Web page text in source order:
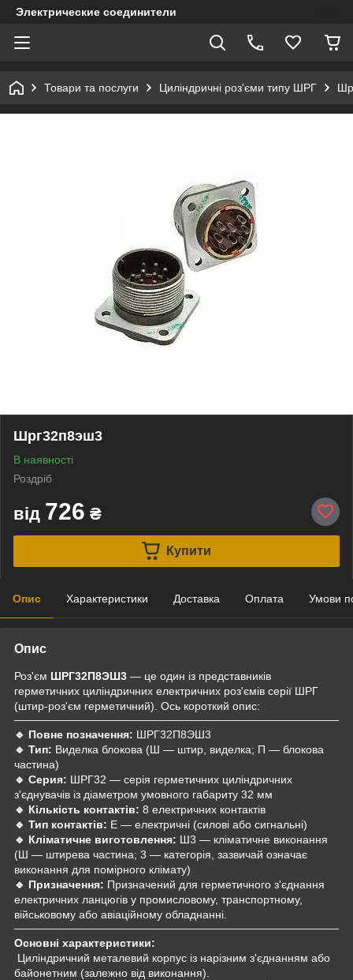
Электрические соединители
Товари та послуги Циліндричні роз'єми типу ШРГ
Шрг32п8эш3
В наявності
Роздріб
від 726 ₴
Купити
Опис Характеристики Доставка Оплата Умови
Опис
Роз'єм ШРГ32П8ЭШ3 — це один із представників
герметичних циліндричних електричних роз'ємів серії ШРГ
(штир-роз'єм герметичний). Ось короткий опис:
🔹 Повне позначення: ШРГ32П8ЭШ3
🔹 Тип: Виделка блокова (Ш — штир, виделка; П — блокова
частина)
🔹 Серия: ШРГ32 — серія герметичних циліндричних
з'єднувачів із діаметром умовного габариту 32 мм
🔹 Кількість контактів: 8 електричних контактів
🔹 Тип контактів: Е — електричні (силові або сигнальні)
🔹 Кліматичне виготовлення: Ш3 — кліматичне виконання
(Ш — штирева частина; 3 — категорія, зазвичай означає
виконання для помірного клімату)
🔹 Призначення: Призначений для герметичного з'єднання
електричних ланцюгів у промисловому, транспортному,
військовому або авіаційному обладнанні.
Основні характеристики:
Циліндричний металевий корпус із нарізним з'єднанням або
байонетним (залежно від виконання).